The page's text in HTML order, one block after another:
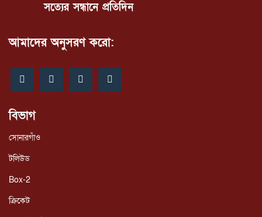
সত্যের সন্ধানে প্রতিদিন
আমাদের অনুসরণ করো:
বিভাগ
সোনারগাঁও
টলিউড
Box-2
ক্রিকেট